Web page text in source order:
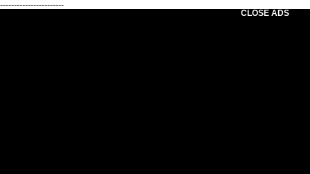
-----------------------
CLOSE ADS